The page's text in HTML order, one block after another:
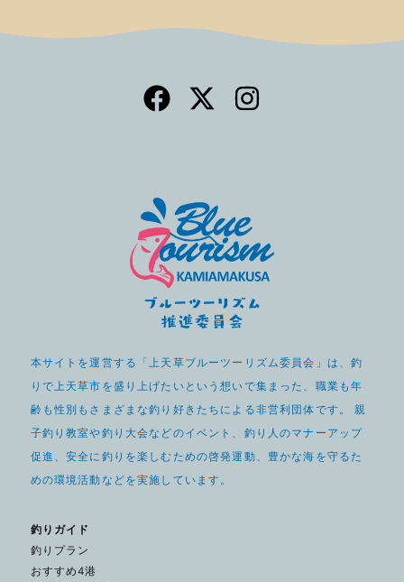
本サイトを運営する「上天草ブルーツーリズム委員会」は、釣
りで上天草市を盛り上げたいという想いで集まった、職業も年
齢も性別もさまざまな釣り好きたちによる非営利団体です。 親
子釣り教室や釣り大会などのイベント、釣り人のマナーアップ
促進、安全に釣りを楽しむための啓発運動、豊かな海を守るた
めの環境活動などを実施しています。
釣りガイド
釣りプラン
おすすめ4港